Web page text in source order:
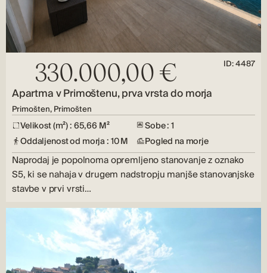
330.000,00 € ID: 4487
Apartma v Primoštenu, prva vrsta do morja
Primošten, Primošten
Velikost (m²) : 65,66 M²
Sobe : 1
Oddaljenost od morja : 10 M
Pogled na morje
Naprodaj je popolnoma opremljeno stanovanje z oznako
S5, ki se nahaja v drugem nadstropju manjše stanovanjske
stavbe v prvi vrsti…